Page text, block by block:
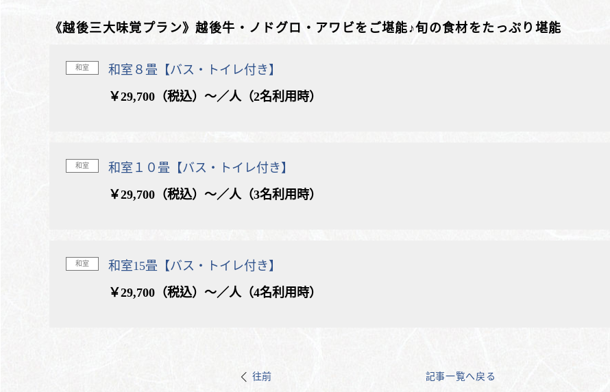
《越後三大味覚プラン》越後牛・ノドグロ・アワビをご堪能♪旬の食材をたっぷり堪能
和室
和室８畳【バス・トイレ付き】
￥29,700（税込）～／人（2名利用時）
和室
和室１０畳【バス・トイレ付き】
￥29,700（税込）～／人（3名利用時）
和室
和室15畳【バス・トイレ付き】
￥29,700（税込）～／人（4名利用時）
往前 記事一覧へ戻る